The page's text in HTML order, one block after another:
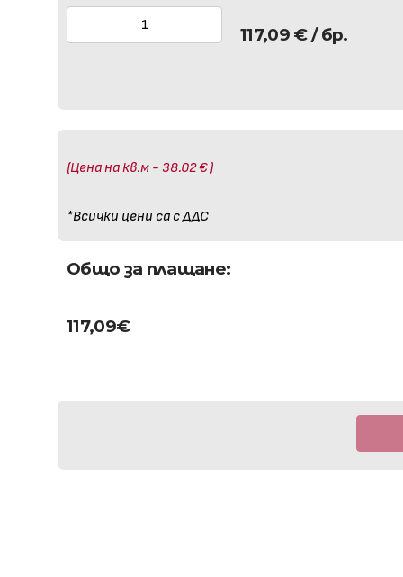
117,09 €/ бр.
(Цена на кв.м - 38.02 € )
*Всички цени са с ДДС
Общо за плащане:
117,09€